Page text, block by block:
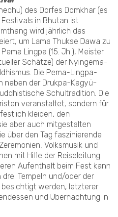
des Dorfes Domkhar (es
Festivals in Bhutan ist
wird jährlich das
um Lama Thukse Dawa zu
Lingpa (15. Jh.), Meister
Schätze) der Nyingema-
Die Pema-Lingpa-
neben der Drukpa-Kagyü-
Schultradition. Die
veranstaltet, sondern für
kleiden, den
aber auch mitgestalten
über den Tag faszinierende
Volksmusik und
mit Hilfe der Reiseleitung
Aufenthalt beim Fest kann
Tempeln und/oder der
besichtigt werden, letzterer
und Übernachtung in